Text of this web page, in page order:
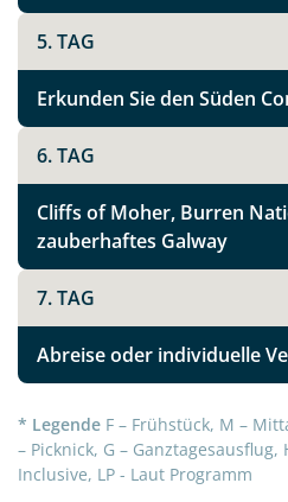
5. TAG
Erkunden Sie den Süden
6. TAG
Cliffs of Moher, Burren
zauberhaftes Galway
7. TAG
Abreise oder individuelle
* Legende F – Frühstück, M –
– Picknick, G –
Inclusive, LP - Laut Programm